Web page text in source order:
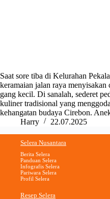
Saat sore tiba di Kelurahan
keramaian jalan raya menyisakan
gang kecil. Di sanalah, sederet
kuliner tradisional yang
kehangatan budaya Cirebon.
Harry
22.07.2025
Selera Nusantara
Berita Selera
Panduan Selera
Infografis Selera
Pariwara Selera
Profil Selera
Resep Selera